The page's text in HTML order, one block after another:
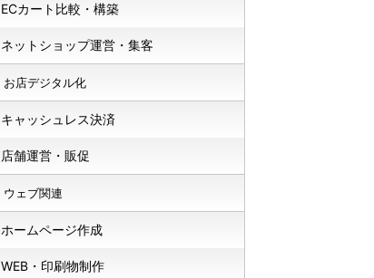
ECカート比較・構築
ネットショップ運営・集客
お店デジタル化
キャッシュレス決済
店舗運営・販促
ウェブ関連
ホームページ作成
WEB・印刷物制作